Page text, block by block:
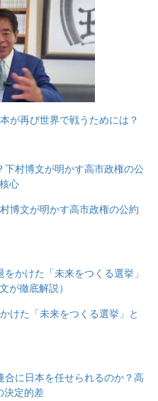
が再び世界で戦うためには？
博文が明かす高市政権の公約
けた「未来をつくる選挙」と